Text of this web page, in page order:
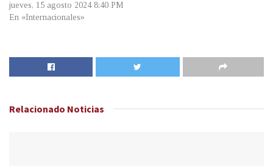
jueves, 15 agosto 2024 8:40 PM
En «Internacionales»
Relacionado Noticias